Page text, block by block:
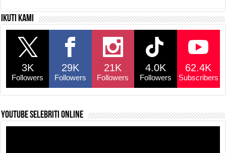
c
e
b
o
o
k
s
p
a
y
Li
n
k
e
Ikuti kami
3K
Followers
29K
Followers
21K
Followers
4.0K
Followers
62.4K
Subscribers
YouTube selebriti online